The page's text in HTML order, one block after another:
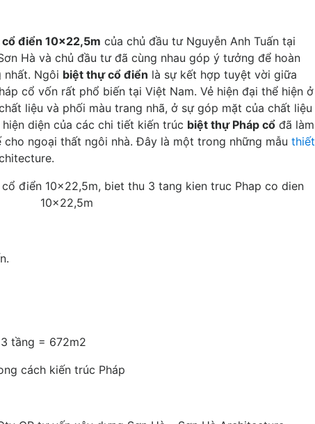
điển 10x22,5m của chủ đầu tư Nguyễn Anh Tuấn tại
Hà và chủ đầu tư đã cùng nhau góp ý tưởng để hoàn
nhất. Ngôi biệt thự cổ điển là sự kết hợp tuyệt vời giữa
cổ vốn rất phổ biến tại Việt Nam. Vẻ hiện đại thể hiện ở
liệu và phối màu trang nhã, ở sự góp mặt của chất liệu
diện của các chi tiết kiến trúc biệt thự Pháp cổ đã làm
ngoại thất ngôi nhà. Đây là một trong những mẫu thiết
= 672m2
cách kiến trúc Pháp